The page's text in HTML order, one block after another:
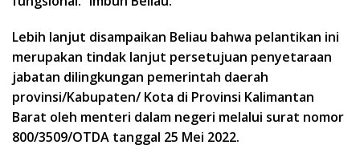
Lebih lanjut disampaikan Beliau bahwa pelantikan ini
merupakan tindak lanjut persetujuan penyetaraan
jabatan dilingkungan pemerintah daerah
provinsi/Kabupaten/ Kota di Provinsi Kalimantan
Barat oleh menteri dalam negeri melalui surat nomor
800/3509/OTDA tanggal 25 Mei 2022.